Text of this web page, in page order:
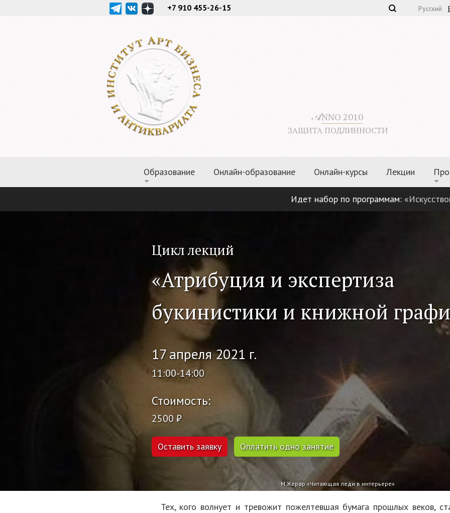
𝒜NNO 2010
ЗАЩИТА ПОДЛИННОСТИ
Образование Онлайн-образование Онлайн-курсы Лекции
Русский
+7 910 455-26-15
Идет набор по программам:«Искусствоведение.
Цикл лекций
«Атрибуция и экспертиза
букинистики и книжной
17 апреля 2021 г.
11:00-14:00
Стоимость:
2500 ₽
Оставить заявку Оплатить одно занятие
М.Жерар «Читающая леди в интерьере»
Тех, кого волнует и тревожит пожелтевшая бумага прошлых веков,